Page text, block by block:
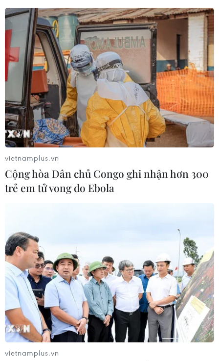
vietnamplus.vn
Cộng hòa Dân chủ Congo ghi nhận hơn 300
trẻ em tử vong do Ebola
vietnamplus.vn